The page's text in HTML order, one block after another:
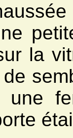
la
une